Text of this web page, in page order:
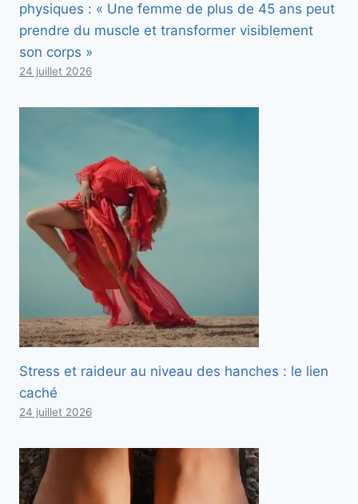
physiques : « Une femme de plus de 45 ans peut
prendre du muscle et transformer visiblement
son corps »
24 juillet 2026
Stress et raideur au niveau des hanches : le lien
caché
24 juillet 2026